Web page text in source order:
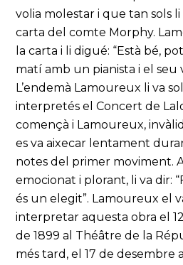
volia molestar i que tan sols
carta del comte Morphy.
la carta i li digué: “Està bé,
matí amb un pianista i el seu
L’endemà Lamoureux li va
interpretés el Concert de
començà i Lamoureux,
es va aixecar lentament
notes del primer moviment.
emocionat i plorant, li va dir:
és un elegit”. Lamoureux el
interpretar aquesta obra el
de 1899 al Théâtre de la
més tard, el 17 de desembre